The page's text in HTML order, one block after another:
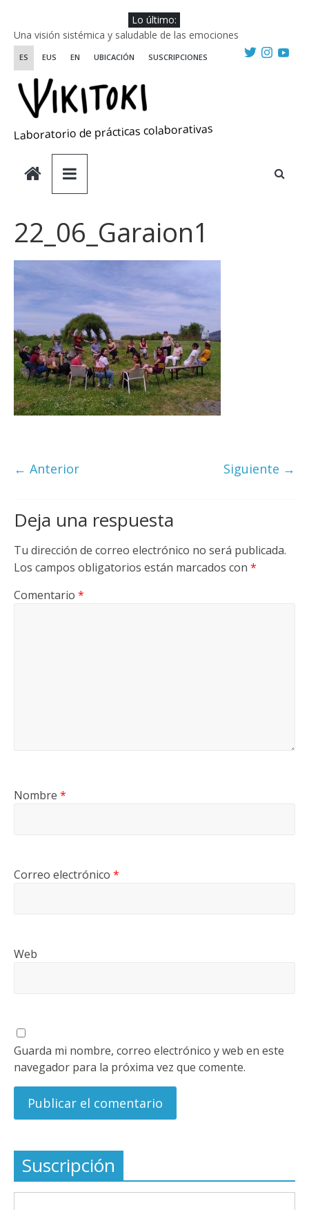
contenido
Lo último:
Una visión sistémica y saludable de las emociones
Investigando y haciendo desde-con las artes
WIKIRIKI ::: Convocatoria de residencias de investigación y
creación 2025
Escuela de Prácticas Transformadoras
ES EUS EN UBICACIÓN SUSCRIPCIONES
Laboratorio de prácticas colaborativas
22_06_Garaion1
← Anterior Siguiente →
Deja una respuesta
Tu dirección de correo electrónico no será publicada.
Los campos obligatorios están marcados con *
Comentario *
Nombre *
Correo electrónico *
Web
Guarda mi nombre, correo electrónico y web en este
navegador para la próxima vez que comente.
Suscripción